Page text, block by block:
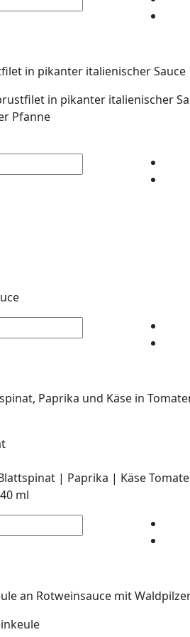
in pikanter italienischer Sauce
in pikanter italienischer
Pfanne
Paprika und Käse in
| Paprika | Käse
ml
an Rotweinsauce mit